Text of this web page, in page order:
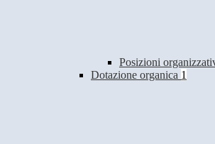
Posizioni
Dotazione organica 1